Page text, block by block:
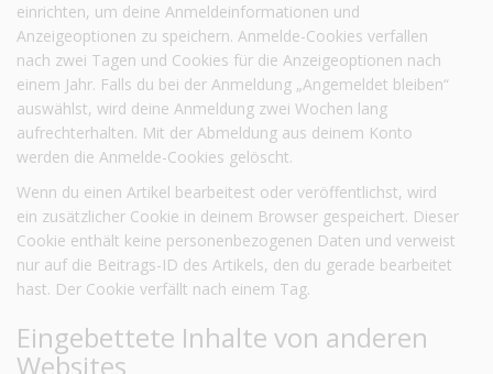
einrichten, um deine Anmeldeinformationen und
Anzeigeoptionen zu speichern. Anmelde-Cookies verfallen
nach zwei Tagen und Cookies für die Anzeigeoptionen nach
einem Jahr. Falls du bei der Anmeldung „Angemeldet bleiben“
auswählst, wird deine Anmeldung zwei Wochen lang
aufrechterhalten. Mit der Abmeldung aus deinem Konto
werden die Anmelde-Cookies gelöscht.
Wenn du einen Artikel bearbeitest oder veröffentlichst, wird
ein zusätzlicher Cookie in deinem Browser gespeichert. Dieser
Cookie enthält keine personenbezogenen Daten und verweist
nur auf die Beitrags-ID des Artikels, den du gerade bearbeitet
hast. Der Cookie verfällt nach einem Tag.
Eingebettete Inhalte von anderen
Websites